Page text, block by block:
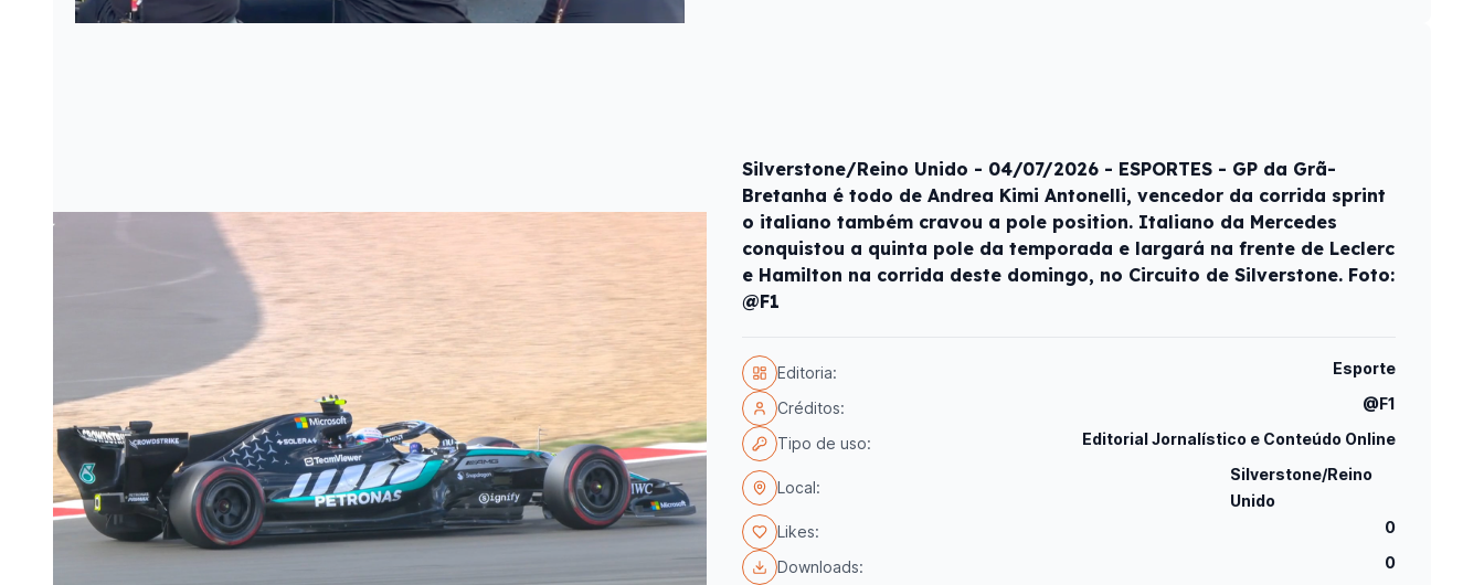
Silverstone/Reino Unido - 04/07/2026 - ESPORTES - GP da Grã-
Bretanha é todo de Andrea Kimi Antonelli, vencedor da corrida sprint
o italiano também cravou a pole position. Italiano da Mercedes
conquistou a quinta pole da temporada e largará na frente de Leclerc
e Hamilton na corrida deste domingo, no Circuito de Silverstone. Foto:
@F1
Editoria: Esporte
Créditos: @F1
Tipo de uso: Editorial Jornalístico e Conteúdo Online
Local:
Silverstone/Reino
Unido
Likes:
0
Downloads: 0